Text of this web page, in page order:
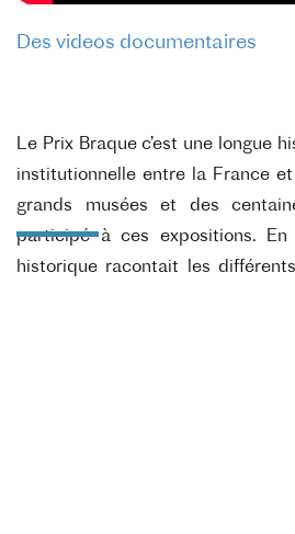
Des videos documentaires
Le Prix Braque c’est une longue
institutionnelle entre la France et
grands musées et des
participé à ces expositions. En
historique racontait les